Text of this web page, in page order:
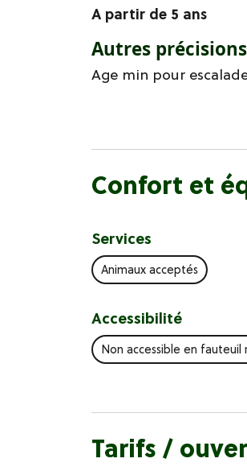
A partir de 5 ans
Autres précisions
Age min pour
Confort et
Services
Animaux acceptés
Accessibilité
Non accessible en fauteuil
Tarifs /